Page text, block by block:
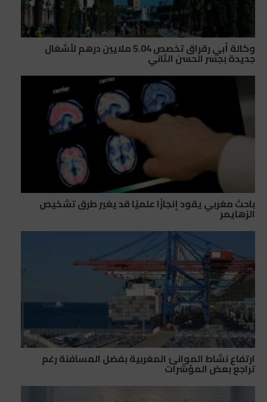
وكالة أبي رقراق تخصص 5.04 ملايين درهم لأشغال
جديدة بجسر الحسن الثاني
باحث مغربي يقود إنجازًا علميًا قد يغير طرق تشخيص
الزهايمر
ارتفاع نشاط الموانئ المغربية بفضل المسافنة رغم
تراجع بعض المؤشرات